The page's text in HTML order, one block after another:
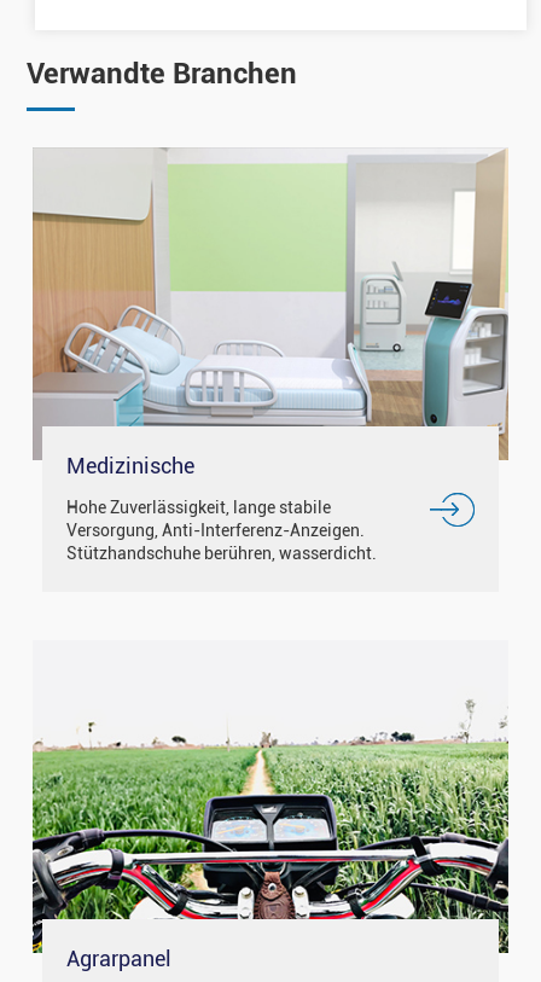
Verwandte Branchen
Medizinische
Hohe Zuverlässigkeit, lange stabile
Versorgung, Anti-Interferenz-Anzeigen.
Stützhandschuhe berühren, wasserdicht.
Agrarpanel